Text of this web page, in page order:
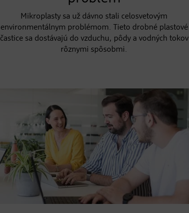
Mikroplasty sa už dávno stali celosvetovým
environmentálnym problémom. Tieto drobné plastové
častice sa dostávajú do vzduchu, pôdy a vodných tokov
rôznymi spôsobmi.